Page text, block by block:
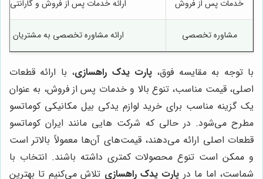
خدمات پس از فروش ارائه خدمات پس از فروش و گارانتی
مشاوره تخصصی ارائه مشاوره تخصصی به مشتریان
با توجه به مقایسه فوق، پارت یدک راهسازی، با ارائه قطعات
اصلی، قیمت مناسب، تنوع بالا و خدمات پس از فروش، به عنوان
یک گزینه مناسب برای خرید لوازم یدکی بیل مکانیکی کوماتسو
مطرح می‌شود. در حالی که شرکت هایی مانند ایران کوماتسو
قطعات اصلی ارائه می‌دهند، قیمت‌های آن‌ها معمولاً بالاتر است
و ممکن است تنوع محصولات کمتری داشته باشند. انتخاب با
شماست، اما ما در پارت یدک راهسازی تلاش می‌کنیم تا بهترین